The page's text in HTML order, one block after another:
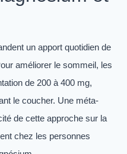
un apport quotidien de
améliorer le sommeil, les
de 200 à 400 mg,
le coucher. Une méta-
de cette approche sur la
chez les personnes